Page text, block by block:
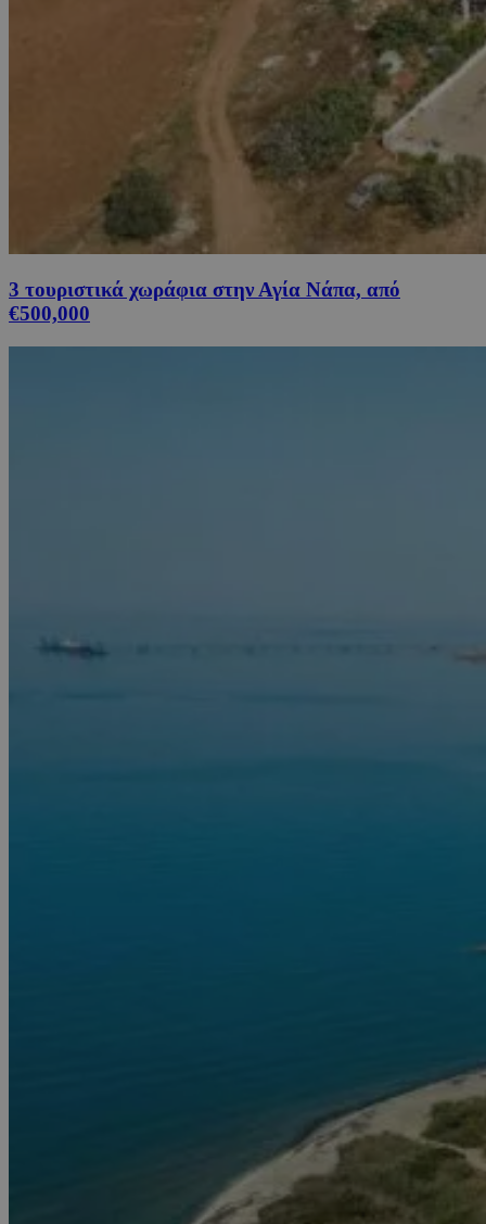
3 τουριστικά χωράφια στην Αγία Νάπα, από
€500,000